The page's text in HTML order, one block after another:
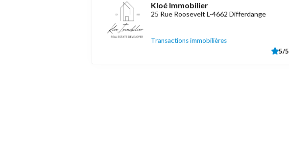
Kloé Immobilier
25 Rue Roosevelt L-4662 Differdange
Transactions immobilières
5/5